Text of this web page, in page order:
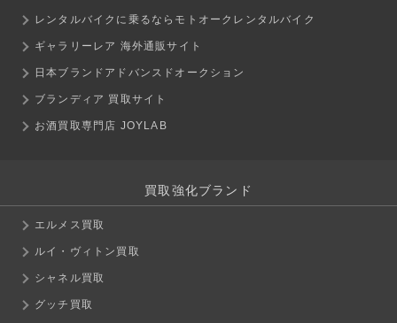
レンタルバイクに乗るならモトオークレンタルバイク
ギャラリーレア 海外通販サイト
日本ブランドアドバンスドオークション
ブランディア 買取サイト
お酒買取専門店 JOYLAB
買取強化ブランド
エルメス買取
ルイ・ヴィトン買取
シャネル買取
グッチ買取